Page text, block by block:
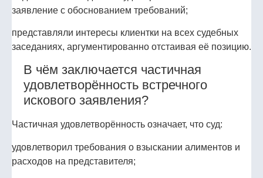
заявление с обоснованием требований;
представляли интересы клиентки на всех судебных
заседаниях, аргументированно отстаивая её позицию.
В чём заключается частичная
удовлетворённость встречного
искового заявления?
Частичная удовлетворённость означает, что суд:
удовлетворил требования о взыскании алиментов и
расходов на представителя;